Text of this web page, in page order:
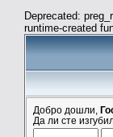
Deprecated:
runtime-created
Добро дошли,
Да ли сте